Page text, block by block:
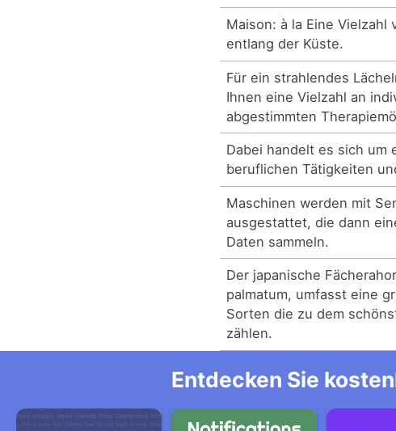
Maison: à la Eine Vielzahl
entlang der Küste.
Für ein strahlendes
Ihnen eine Vielzahl an
abgestimmten
Dabei handelt es sich um
beruflichen Tätigkeiten
Maschinen werden mit
ausgestattet, die dann
Daten sammeln.
Der japanische
palmatum, umfasst eine
Sorten die zu dem
zählen.
Entdecken Sie